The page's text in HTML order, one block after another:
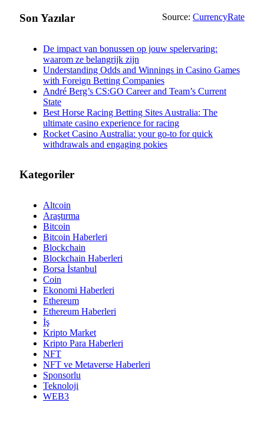
Source: CurrencyRate
Son Yazılar
De impact van bonussen op jouw spelervaring:
waarom ze belangrijk zijn
Understanding Odds and Winnings in Casino Games
with Foreign Betting Companies
André Berg’s CS:GO Career and Team’s Current
State
Best Horse Racing Betting Sites Australia: The
ultimate casino experience for racing
Rocket Casino Australia: your go-to for quick
withdrawals and engaging pokies
Kategoriler
Altcoin
Araştırma
Bitcoin
Bitcoin Haberleri
Blockchain
Blockchain Haberleri
Borsa İstanbul
Coin
Ekonomi Haberleri
Ethereum
Ethereum Haberleri
İş
Kripto Market
Kripto Para Haberleri
NFT
NFT ve Metaverse Haberleri
Sponsorlu
Teknoloji
WEB3